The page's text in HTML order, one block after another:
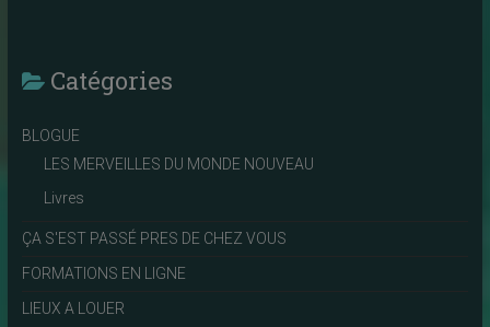
Catégories
BLOGUE
LES MERVEILLES DU MONDE NOUVEAU
Livres
ÇA S'EST PASSÉ PRES DE CHEZ VOUS
FORMATIONS EN LIGNE
LIEUX A LOUER